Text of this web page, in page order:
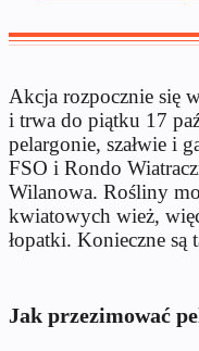
Akcja rozpocznie się
i trwa do piątku 17
pelargonie, szałwie i
FSO i Rondo
Wilanowa. Rośliny
kwiatowych wież,
łopatki. Konieczne
Jak przezimować